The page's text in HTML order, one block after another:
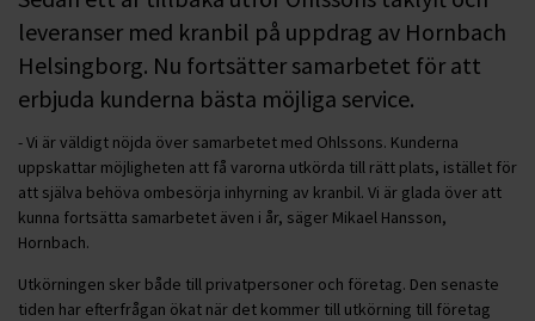
leveranser med kranbil på uppdrag av Hornbach
Helsingborg. Nu fortsätter samarbetet för att
erbjuda kunderna bästa möjliga service.
- Vi är väldigt nöjda över samarbetet med Ohlssons. Kunderna
uppskattar möjligheten att få varorna utkörda till rätt plats, istället för
att själva behöva ombesörja inhyrning av kranbil. Vi är glada över att
kunna fortsätta samarbetet även i år, säger Mikael Hansson,
Hornbach.
Utkörningen sker både till privatpersoner och företag. Den senaste
tiden har efterfrågan ökat när det kommer till utkörning till företag